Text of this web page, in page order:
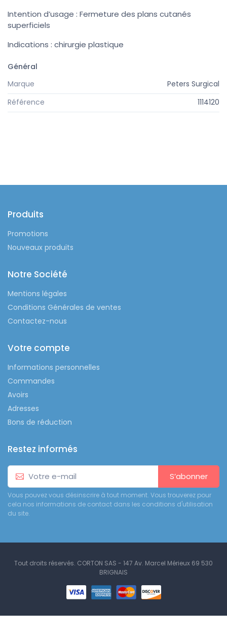
Intention d’usage : Fermeture des plans cutanés
superficiels
Indications : chirurgie plastique
Général
Marque
Peters Surgical
Référence
1114120
Produits
Promotions
Nouveaux produits
Notre Société
Mentions légales
Conditions Générales de ventes
Contactez-nous
Votre compte
Informations personnelles
Commandes
Avoirs
Adresses
Bons de réduction
Restez informés
S’abonner
Vous pouvez vous désinscrire à tout moment. Vous trouverez pour
cela nos informations de contact dans les conditions d'utilisation
du site.
Tout droits réservés. CORTON SAS - 147 Av. Marcel Mérieux 69 530
BRIGNAIS